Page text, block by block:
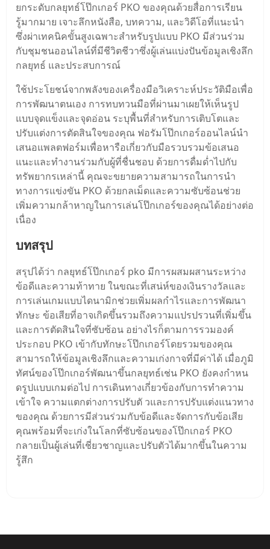
ยกระดับกลยุทธ์โป๊กเกอร์ PKO ของคุณด้วยสื่อการเรียน
รู้มากมาย เจาะลึกหนังสือ, บทความ, และวิดีโอที่แนะนํา
ซึ่งผ่าเทคนิคขั้นสูงเฉพาะสําหรับรูปแบบ PKO มีส่วนร่วม
กับชุมชนออนไลน์ที่มีชีวิตชีวาซึ่งผู้เล่นแบ่งปันข้อมูลเชิงลึก
กลยุทธ์ และประสบการณ์
ใช้ประโยชน์จากพลังของเครื่องมือวิเคราะห์ประวัติมือเพื่อ
การพัฒนาตนเอง การทบทวนมือที่ผ่านมาเผยให้เห็นรูป
แบบจุดแข็งและจุดอ่อน ระบุพื้นที่สําหรับการเติบโตและ
ปรับแต่งการตัดสินใจของคุณ ฟอรัมโป๊กเกอร์ออนไลน์นํา
เสนอแพลตฟอร์มเพื่อหารือเกี่ยวกับมือรวบรวมข้อเสนอ
แนะและทํางานร่วมกับผู้ที่ชื่นชอบ ด้วยการดื่มด่ำไปกับ
ทรัพยากรเหล่านี้ คุณจะขยายความสามารถในการนํา
ทางการแข่งขัน PKO ด้วยกลเม็ดและความซับซ้อนช่วย
เพิ่มความกล้าหาญในการเล่นโป๊กเกอร์ของคุณได้อย่างต่อ
เนื่อง
บทสรุป
สรุปได้ว่า กลยุทธ์โป๊กเกอร์ pko มีการผสมผสานระหว่าง
ข้อดีและความท้าทาย ในขณะที่เสน่ห์ของเงินรางวัลและ
การเล่นเกมแบบไดนามิกช่วยเพิ่มผลกําไรและการพัฒนา
ทักษะ ข้อเสียที่อาจเกิดขึ้นรวมถึงความแปรปรวนที่เพิ่มขึ้น
และการตัดสินใจที่ซับซ้อน อย่างไรก็ตามการรวมองค์
ประกอบ PKO เข้ากับทักษะโป๊กเกอร์โดยรวมของคุณ
สามารถให้ข้อมูลเชิงลึกและความเก่งกาจที่มีค่าได้ เมื่อภูมิ
ทัศน์ของโป๊กเกอร์พัฒนาขึ้นกลยุทธ์เช่น PKO ยังคงกําหน
ดรูปแบบเกมต่อไป การเดินทางเกี่ยวข้องกับการทําความ
เข้าใจ ความแตกต่างการปรับตั วและการปรับแต่งแนวทาง
ของคุณ ด้วยการมีส่วนร่วมกับข้อดีและจัดการกับข้อเสีย
คุณพร้อมที่จะเก่งในโลกที่ซับซ้อนของโป๊กเกอร์ PKO
กลายเป็นผู้เล่นที่เชี่ยวชาญและปรับตัวได้มากขึ้นในความ
รู้สึก